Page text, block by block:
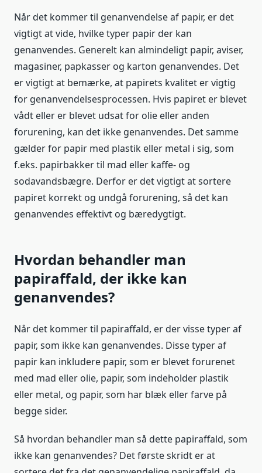
Når det kommer til genanvendelse af papir, er det
vigtigt at vide, hvilke typer papir der kan
genanvendes. Generelt kan almindeligt papir, aviser,
magasiner, papkasser og karton genanvendes. Det
er vigtigt at bemærke, at papirets kvalitet er vigtig
for genanvendelsesprocessen. Hvis papiret er blevet
vådt eller er blevet udsat for olie eller anden
forurening, kan det ikke genanvendes. Det samme
gælder for papir med plastik eller metal i sig, som
f.eks. papirbakker til mad eller kaffe- og
sodavandsbægre. Derfor er det vigtigt at sortere
papiret korrekt og undgå forurening, så det kan
genanvendes effektivt og bæredygtigt.
Hvordan behandler man
papiraffald, der ikke kan
genanvendes?
Når det kommer til papiraffald, er der visse typer af
papir, som ikke kan genanvendes. Disse typer af
papir kan inkludere papir, som er blevet forurenet
med mad eller olie, papir, som indeholder plastik
eller metal, og papir, som har blæk eller farve på
begge sider.
Så hvordan behandler man så dette papiraffald, som
ikke kan genanvendes? Det første skridt er at